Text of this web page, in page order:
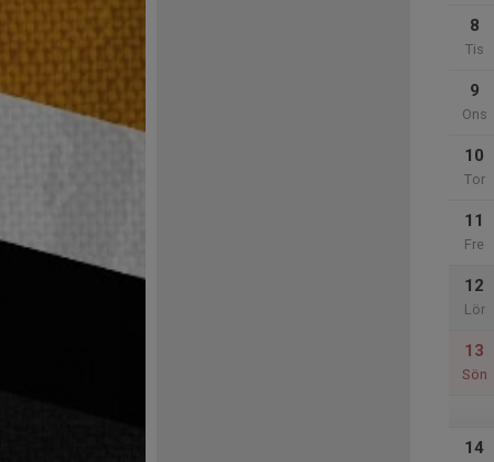
8
Tis
9
Ons
10
Tor
11
Fre
12
Lör
13
Sön
14